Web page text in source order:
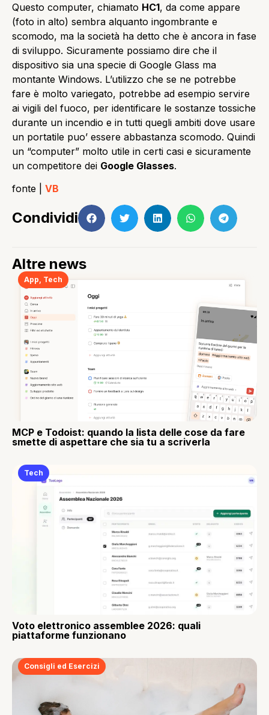
Questo computer, chiamato HC1, da come appare
(foto in alto) sembra alquanto ingombrante e
scomodo, ma la società ha detto che è ancora in fase
di sviluppo. Sicuramente possiamo dire che il
dispositivo sia una specie di Google Glass ma
montante Windows. L’utilizzo che se ne potrebbe
fare è molto variegato, potrebbe ad esempio servire
ai vigili del fuoco, per identificare le sostanze tossiche
durante un incendio e in tutti quegli ambiti dove usare
un portatile puo’ essere abbastanza scomodo. Quindi
un “computer” molto utile in certi casi e sicuramente
un competitore dei Google Glasses.
fonte | VB
Condividi
Altre news
App Tech
MCP e Todoist: quando la lista delle cose da fare
smette di aspettare che sia tu a scriverla
Tech
Voto elettronico assemblee 2026: quali
piattaforme funzionano
Consigli ed Esercizi